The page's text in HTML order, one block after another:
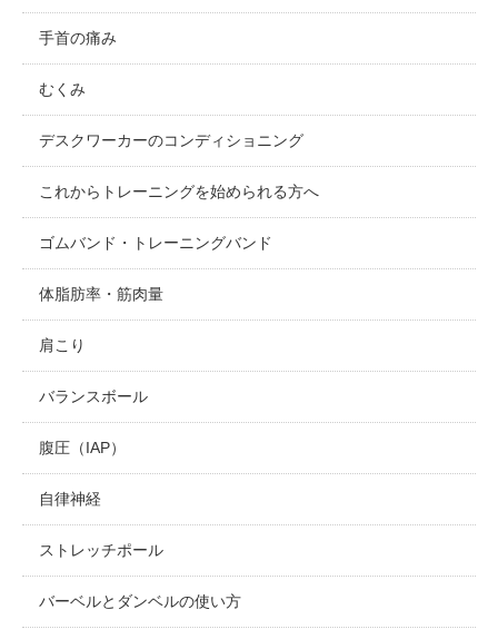
手首の痛み
むくみ
デスクワーカーのコンディショニング
これからトレーニングを始められる方へ
ゴムバンド・トレーニングバンド
体脂肪率・筋肉量
肩こり
バランスボール
腹圧（IAP）
自律神経
ストレッチポール
バーベルとダンベルの使い方